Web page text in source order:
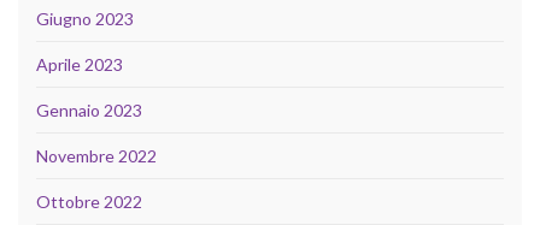
Giugno 2023
Aprile 2023
Gennaio 2023
Novembre 2022
Ottobre 2022